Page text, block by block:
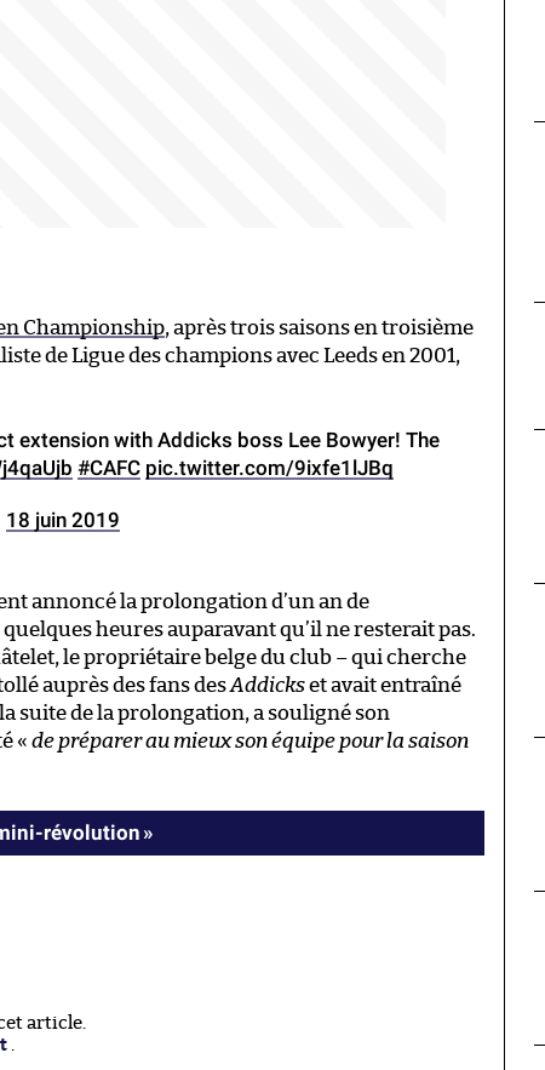
Championship, après trois saisons en troisième
de Ligue des champions avec Leeds en 2001,
extension with Addicks boss Lee Bowyer! The
#CAFC pic.twitter.com/9ixfe1lJBq
18 juin 2019
annoncé la prolongation d’un an de
heures auparavant qu’il ne resterait pas.
le propriétaire belge du club – qui cherche
auprès des fans desAddickset avait entraîné
suite de la prolongation, a souligné son
« de préparer au mieux son équipe pour la saison
révolution »
article.
.